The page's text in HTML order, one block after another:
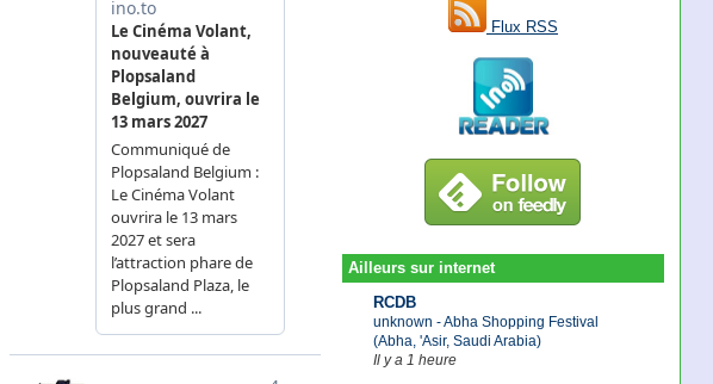
Flux RSS
Ailleurs sur internet
RCDB
unknown - Abha Shopping Festival
(Abha, 'Asir, Saudi Arabia)
Il y a 1 heure